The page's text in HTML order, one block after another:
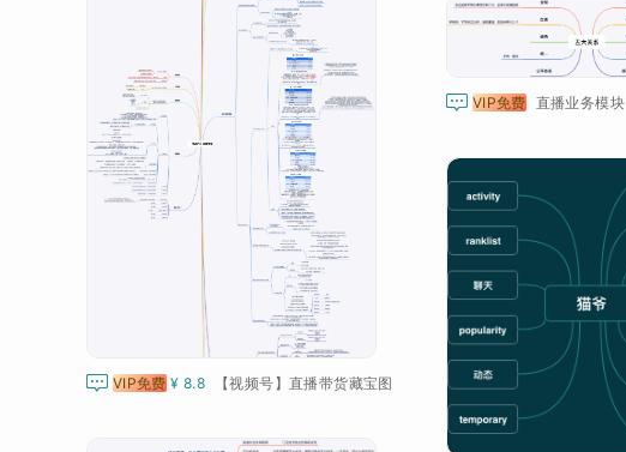
 VIP免费 ¥ 8.8 【视频号】直播带货藏宝图
 VIP免费 直播业务模块